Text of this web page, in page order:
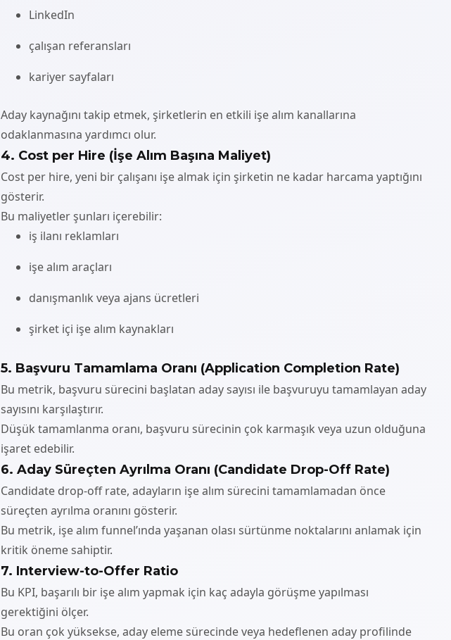
LinkedIn
çalışan referansları
kariyer sayfaları
Aday kaynağını takip etmek, şirketlerin en etkili işe alım kanallarına
odaklanmasına yardımcı olur.
4. Cost per Hire (İşe Alım Başına Maliyet)
Cost per hire, yeni bir çalışanı işe almak için şirketin ne kadar harcama yaptığını
gösterir.
Bu maliyetler şunları içerebilir:
iş ilanı reklamları
işe alım araçları
danışmanlık veya ajans ücretleri
şirket içi işe alım kaynakları
5. Başvuru Tamamlama Oranı (Application Completion Rate)
Bu metrik, başvuru sürecini başlatan aday sayısı ile başvuruyu tamamlayan aday
sayısını karşılaştırır.
Düşük tamamlanma oranı, başvuru sürecinin çok karmaşık veya uzun olduğuna
işaret edebilir.
6. Aday Süreçten Ayrılma Oranı (Candidate Drop-Off Rate)
Candidate drop-off rate, adayların işe alım sürecini tamamlamadan önce
süreçten ayrılma oranını gösterir.
Bu metrik, işe alım funnel’ında yaşanan olası sürtünme noktalarını anlamak için
kritik öneme sahiptir.
7. Interview-to-Offer Ratio
Bu KPI, başarılı bir işe alım yapmak için kaç adayla görüşme yapılması
gerektiğini ölçer.
Bu oran çok yüksekse, aday eleme sürecinde veya hedeflenen aday profilinde